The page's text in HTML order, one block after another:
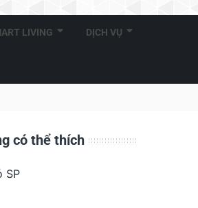
LIVING DỊCH VỤ
có thể thích
SP